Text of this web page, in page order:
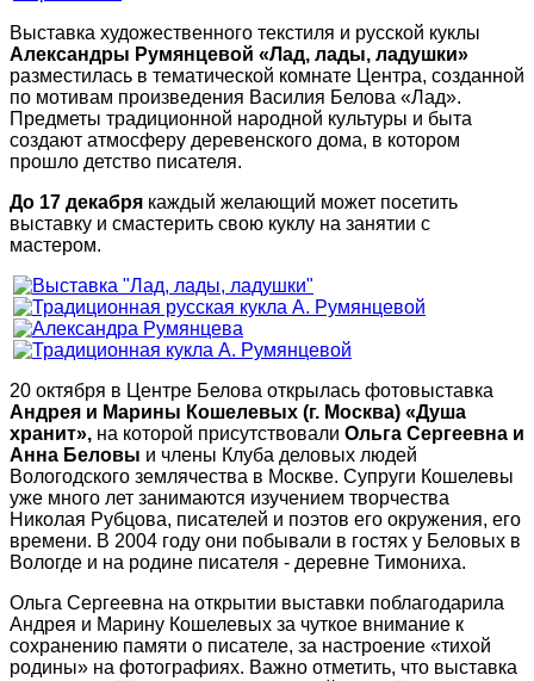
Выставка художественного текстиля и русской куклы
Александры Румянцевой «Лад, лады, ладушки»
разместилась в тематической комнате Центра, созданной
по мотивам произведения Василия Белова «Лад».
Предметы традиционной народной культуры и быта
создают атмосферу деревенского дома, в котором
прошло детство писателя.
До 17 декабря каждый желающий может посетить
выставку и смастерить свою куклу на занятии с
мастером.
20 октября в Центре Белова открылась фотовыставка
Андрея и Марины Кошелевых (г. Москва) «Душа
хранит», на которой присутствовали Ольга Сергеевна и
Анна Беловы и члены Клуба деловых людей
Вологодского землячества в Москве. Супруги Кошелевы
уже много лет занимаются изучением творчества
Николая Рубцова, писателей и поэтов его окружения, его
времени. В 2004 году они побывали в гостях у Беловых в
Вологде и на родине писателя - деревне Тимониха.
Ольга Сергеевна на открытии выставки поблагодарила
Андрея и Марину Кошелевых за чуткое внимание к
сохранению памяти о писателе, за настроение «тихой
родины» на фотографиях. Важно отметить, что выставка